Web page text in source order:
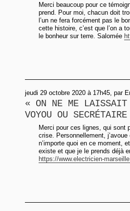
Merci beaucoup pour ce
prend. Pour moi, chacun doit
l’un ne fera forcément pas le
cette histoire, c’est que l’on a
le bonheur sur terre. Salomée
jeudi 29 octobre 2020 à 17h45, par
« ON NE ME LAISSAIT
VOYOU OU
Merci pour ces lignes, qui sont
crise. Personnellement,
n’importe quoi en ce moment,
existe et que je le prends déjà
https://www.electricien-